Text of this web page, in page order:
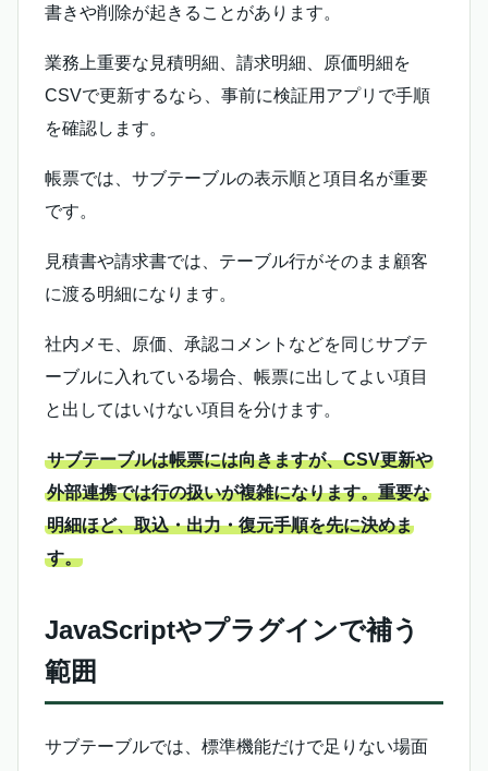
書きや削除が起きることがあります。
業務上重要な見積明細、請求明細、原価明細を
CSVで更新するなら、事前に検証用アプリで手順
を確認します。
帳票では、サブテーブルの表示順と項目名が重要
です。
見積書や請求書では、テーブル行がそのまま顧客
に渡る明細になります。
社内メモ、原価、承認コメントなどを同じサブテ
ーブルに入れている場合、帳票に出してよい項目
と出してはいけない項目を分けます。
サブテーブルは帳票には向きますが、CSV更新や
外部連携では行の扱いが複雑になります。重要な
明細ほど、取込・出力・復元手順を先に決めま
す。
JavaScriptやプラグインで補う
範囲
サブテーブルでは、標準機能だけで足りない場面